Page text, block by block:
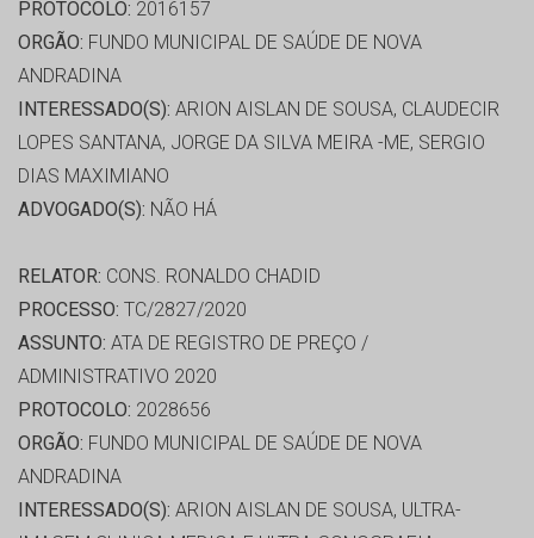
PROTOCOLO: 2016157
ORGÃO: FUNDO MUNICIPAL DE SAÚDE DE NOVA
ANDRADINA
INTERESSADO(S): ARION AISLAN DE SOUSA, CLAUDECIR
LOPES SANTANA, JORGE DA SILVA MEIRA -ME, SERGIO
DIAS MAXIMIANO
ADVOGADO(S): NÃO HÁ
RELATOR: CONS. RONALDO CHADID
PROCESSO: TC/2827/2020
ASSUNTO: ATA DE REGISTRO DE PREÇO /
ADMINISTRATIVO 2020
PROTOCOLO: 2028656
ORGÃO: FUNDO MUNICIPAL DE SAÚDE DE NOVA
ANDRADINA
INTERESSADO(S): ARION AISLAN DE SOUSA, ULTRA-